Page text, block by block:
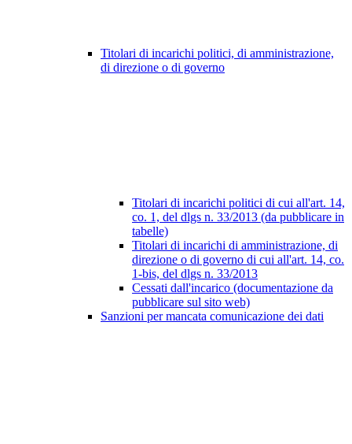
Titolari di incarichi politici, di amministrazione,
di direzione o di governo
Titolari di incarichi politici di cui all'art. 14,
co. 1, del dlgs n. 33/2013 (da pubblicare in
tabelle)
Titolari di incarichi di amministrazione, di
direzione o di governo di cui all'art. 14, co.
1-bis, del dlgs n. 33/2013
Cessati dall'incarico (documentazione da
pubblicare sul sito web)
Sanzioni per mancata comunicazione dei dati